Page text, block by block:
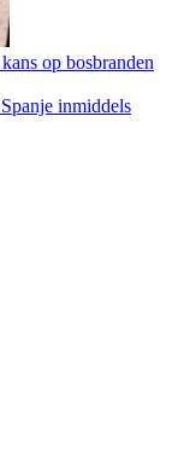
op bosbranden
inmiddels